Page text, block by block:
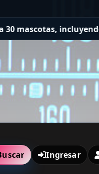
boa, un zorro y un
Ingresar